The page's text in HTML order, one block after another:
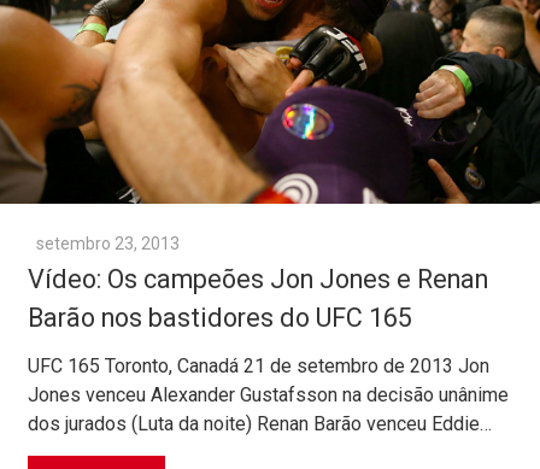
setembro 23, 2013
Vídeo: Os campeões Jon Jones e Renan
Barão nos bastidores do UFC 165
UFC 165 Toronto, Canadá 21 de setembro de 2013 Jon
Jones venceu Alexander Gustafsson na decisão unânime
dos jurados (Luta da noite) Renan Barão venceu Eddie…